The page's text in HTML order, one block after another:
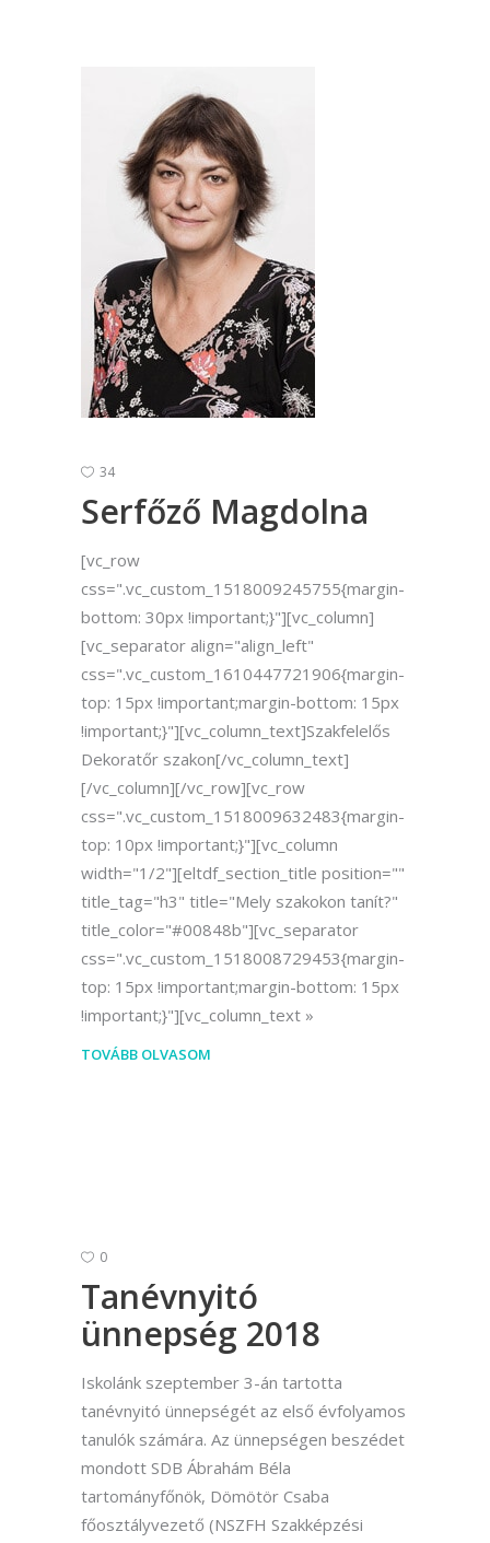
34
Serfőző Magdolna
[vc_row
css=".vc_custom_1518009245755{margin-
bottom: 30px !important;}"][vc_column]
[vc_separator align="align_left"
css=".vc_custom_1610447721906{margin-
top: 15px !important;margin-bottom: 15px
!important;}"][vc_column_text]Szakfelelős
Dekoratőr szakon[/vc_column_text]
[/vc_column][/vc_row][vc_row
css=".vc_custom_1518009632483{margin-
top: 10px !important;}"][vc_column
width="1/2"][eltdf_section_title position=""
title_tag="h3" title="Mely szakokon tanít?"
title_color="#00848b"][vc_separator
css=".vc_custom_1518008729453{margin-
top: 15px !important;margin-bottom: 15px
!important;}"][vc_column_text
TOVÁBB OLVASOM
0
Tanévnyitó
ünnepség 2018
Iskolánk szeptember 3-án tartotta
tanévnyitó ünnepségét az első évfolyamos
tanulók számára. Az ünnepségen beszédet
mondott SDB Ábrahám Béla
tartományfőnök, Dömötör Csaba
főosztályvezető (NSZFH Szakképzési